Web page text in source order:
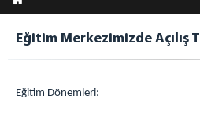
EĞİTİM MERKEZİMİZ
Eğitim Merkezimizin Tanıtımı
Başkan
Eğitim Merkezimizde Açılış
Eğitim Dönemleri: